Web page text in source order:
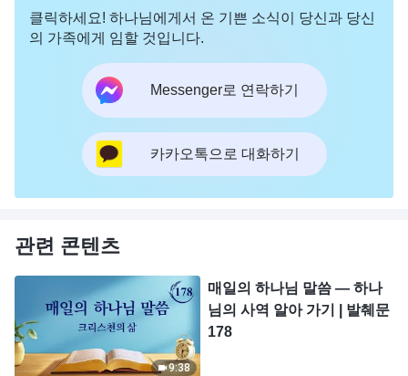
클릭하세요! 하나님에게서 온 기쁜 소식이 당신과 당신
의 가족에게 임할 것입니다.
Messenger로 연락하기
카카오톡으로 대화하기
관련 콘텐츠
9:38
매일의 하나님 말씀 ― 하나
님의 사역 알아 가기 | 발췌문
178